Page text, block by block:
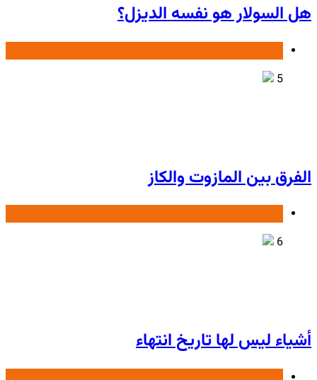
هل السولار هو نفسه الديزل؟
5
الفرق بين المازوت والكاز
6
أشياء ليس لها تاريخ انتهاء